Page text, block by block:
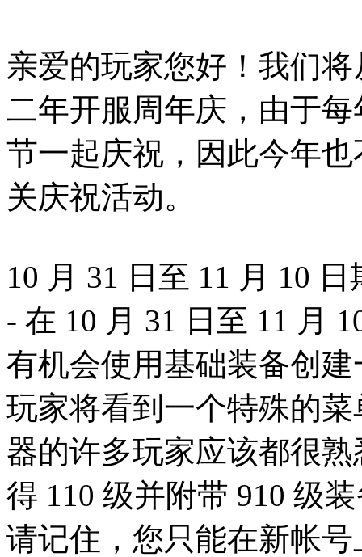
亲爱的玩家您好！我们
二年开服周年庆，由于
节一起庆祝，因此今年
关庆祝活动。
10 月 31 日至 11 月 10
- 在 10 月 31 日至 11 月
有机会使用基础装备创
玩家将看到一个特殊的
器的许多玩家应该都很
得 110 级并附带 910 级
请记住，您只能在新帐